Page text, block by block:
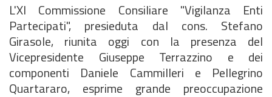
L'XI Commissione Consiliare "Vigilanza Enti
Partecipati", presieduta dal cons. Stefano
Girasole, riunita oggi con la presenza del
Vicepresidente Giuseppe Terrazzino e dei
componenti Daniele Cammilleri e Pellegrino
Quartararo, esprime grande preoccupazione